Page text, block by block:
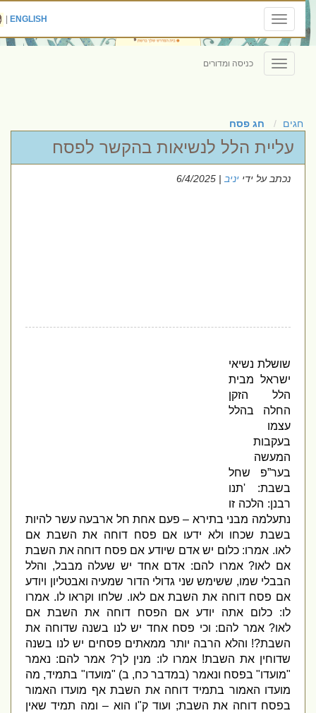
Toggle
navigation
ENGLISH
|
Toggle
navigation
כניסה ומדורים
חגים חג פסח
עליית הלל לנשיאות בהקשר לפסח
נכתב על ידייניב| 6/4/2025
שושלת נשיאי
ישראל מבית
הלל הזקן
החלה בהלל
עצמו
בעקבות
המעשה
בער”פ שחל
בשבת: '
תנו
רבנן:הלכה זו
נתעלמה מבני בתירא– פעם אחת חל ארבעה עשר להיות
בשבת שכחו ולא ידעו אם פסח דוחה את השבת אם
לאו.אמרו:כלום יש אדם שיודע אם פסח דוחה את השבת
אם לאו?אמרו להם:אדם אחד יש שעלה מבבל,והלל
הבבלי שמו,ששימש שני גדולי הדור שמעיה ואבטליון ויודע
אם פסח דוחה את השבת אם לאו.שלחו וקראו לו .אמרו
:כלום אתה יודע אם הפסח דוחה את השבת אם
לאו?אמר להם:וכי פסח אחד יש לנו בשנה שדוחה את
השבת?!והלא הרבה יותר ממאתים פסחים יש לנו בשנה
שדוחין את השבת!אמרו לו :מנין לך?אמר להם:נאמר
מועדו"בפסח ונאמר(במדבר כח,ב ) "מועדו"בתמיד,מה
מועדו האמור בתמיד דוחה את השבת אף מועדו האמור
בפסח דוחה את השבת;ועוד ק ו הוא – ומה תמיד שאין